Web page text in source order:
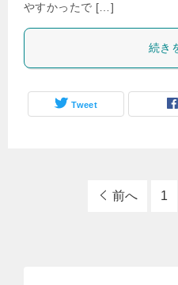
やすかったで […]
続き
Tweet
前へ 1